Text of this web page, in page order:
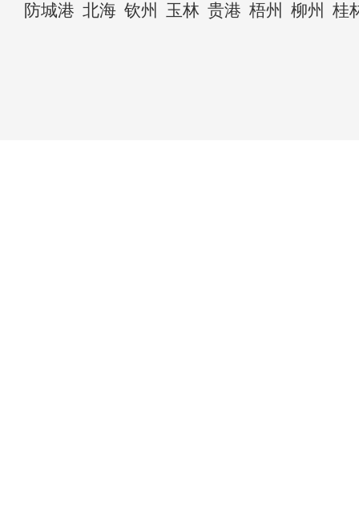
防城港 北海 钦州 玉林 贵港 梧州 柳州 桂